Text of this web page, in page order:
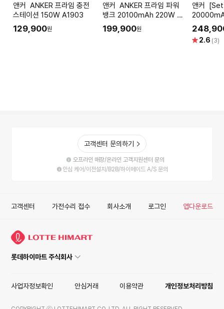
앤커 ANKER 프라임 충전
스테이션 150W A1903
129,900원
앤커 ANKER 프라임 파워
뱅크 20100mAh 220W 보
조배터리 A110B
199,900원
앤커 [Set] 앤커 프라임
터리
션 100W
별 2.6 (3)
고객센터 문의하기
오프라인 매장/온라인 고객지원센터 문의
안심 케어/이전설치/B2B/하이메이드 A/S 문의
고객센터 가전수리 접수 회사소개 로그인 앱다운로드
롯데하이마트 주식회사
사업자정보확인 안심거래 이용약관 개인정보처리방침